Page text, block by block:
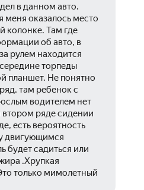
в данном авто.
меня оказалось место
колонке. Там где
об авто, в
рулем находится
торпеды
планшет. Не понятно
там ребенок с
водителем нет
втором ряде сидении
есть вероятность
двигующимся
будет садиться или
.Хрупкая
только мимолетный